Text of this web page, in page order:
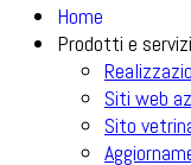
Home
Prodotti e servizi
Siti web
Sito